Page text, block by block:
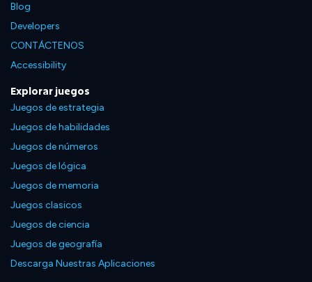
Blog
Developers
CONTÁCTENOS
Accessibility
Explorar juegos
Juegos de estrategia
Juegos de habilidades
Juegos de números
Juegos de lógica
Juegos de memoria
Juegos clasicos
Juegos de ciencia
Juegos de geografía
Descarga Nuestras Aplicaciones